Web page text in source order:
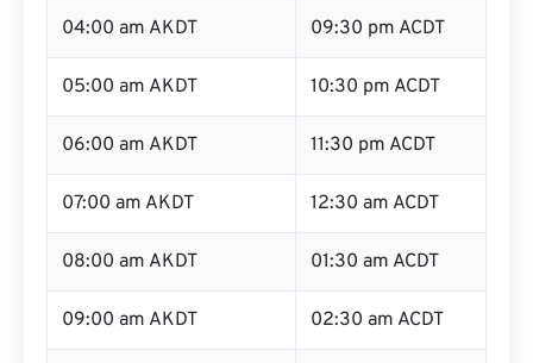
04:00 am AKDT 09:30 pm ACDT
05:00 am AKDT 10:30 pm ACDT
06:00 am AKDT 11:30 pm ACDT
07:00 am AKDT 12:30 am ACDT
08:00 am AKDT 01:30 am ACDT
09:00 am AKDT 02:30 am ACDT